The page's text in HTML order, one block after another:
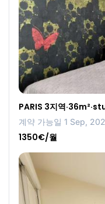
PARIS 3지역
계약 가능일 1 Sep,
1350€/월